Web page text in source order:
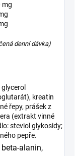
mg
denní dávka)
kreatin
řepy, prášek z
(extrakt vinné
steviol glykosidy;
pepře.
alanin,